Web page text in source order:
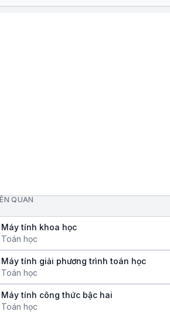
QUAN
Máy tính khoa học
Toán học
Máy tính giải phương trình toán học
Toán học
Máy tính công thức bậc hai
Toán học